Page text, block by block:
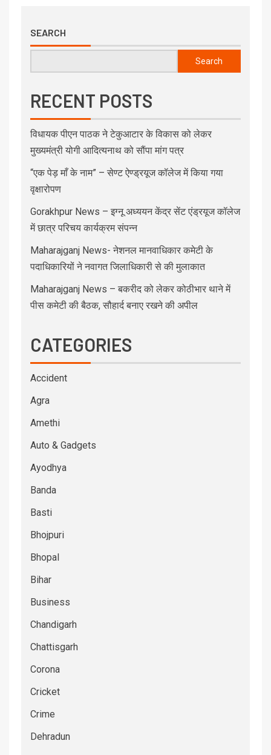
SEARCH
Search
RECENT POSTS
विधायक पीएन पाठक ने टेकुआटार के विकास को लेकर
मुख्यमंत्री योगी आदित्यनाथ को सौंपा मांग पत्र
“एक पेड़ माँ के नाम” – सेण्ट ऐण्ड्रयूज कॉलेज में किया गया
वृक्षारोपण
Gorakhpur News – इग्नू अध्ययन केंद्र सेंट एंड्रयूज कॉलेज
में छात्र परिचय कार्यक्रम संपन्न
Maharajganj News- नेशनल मानवाधिकार कमेटी के
पदाधिकारियों ने नवागत जिलाधिकारी से की मुलाकात
Maharajganj News – बकरीद को लेकर कोठीभार थाने में
पीस कमेटी की बैठक, सौहार्द बनाए रखने की अपील
CATEGORIES
Accident
Agra
Amethi
Auto & Gadgets
Ayodhya
Banda
Basti
Bhojpuri
Bhopal
Bihar
Business
Chandigarh
Chattisgarh
Corona
Cricket
Crime
Dehradun